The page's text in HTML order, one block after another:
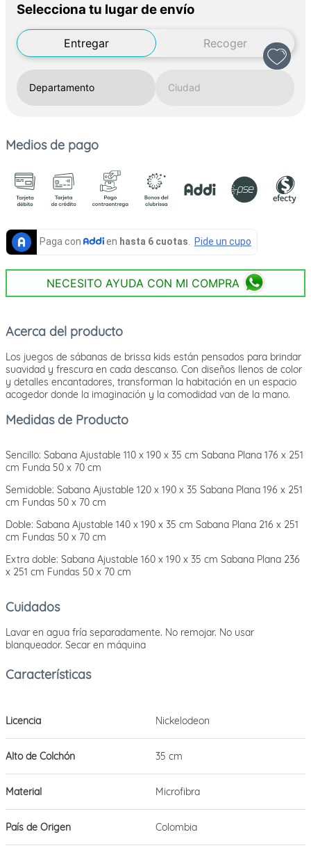
Selecciona tu lugar de envío
Entregar Recoger
Medios de pago
NECESITO AYUDA CON MI COMPRA
Acerca del producto
Los juegos de sábanas de brissa kids están pensados para brindar
suavidad y frescura en cada descanso. Con diseños llenos de color
y detalles encantadores, transforman la habitación en un espacio
acogedor donde la imaginación y la comodidad van de la mano.
Medidas de Producto
Sencillo: Sabana Ajustable 110 x 190 x 35 cm Sabana Plana 176 x 251
cm Funda 50 x 70 cm
Semidoble: Sabana Ajustable 120 x 190 x 35 Sabana Plana 196 x 251
cm Fundas 50 x 70 cm
Doble: Sabana Ajustable 140 x 190 x 35 cm Sabana Plana 216 x 251
cm Fundas 50 x 70 cm
Extra doble: Sabana Ajustable 160 x 190 x 35 cm Sabana Plana 236
x 251 cm Fundas 50 x 70 cm
Cuidados
Lavar en agua fría separadamente. No remojar. No usar
blanqueador. Secar en máquina
Licencia Nickelodeon
Alto de Colchón 35 cm
Material Microfibra
País de Origen Colombia